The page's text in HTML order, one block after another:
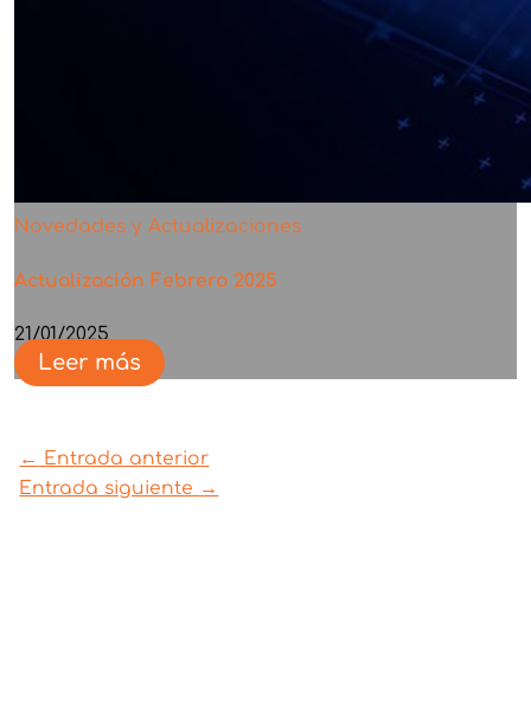
Novedades y Actualizaciones
Actualización Febrero 2025
21/01/2025
Leer más
← Entrada anterior
Entrada siguiente →